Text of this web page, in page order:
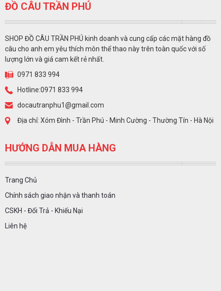
ĐỒ CÂU TRẦN PHÚ
SHOP ĐỒ CÂU TRẦN PHÚ kinh doanh và cung cấp các mặt hàng đồ
câu cho anh em yêu thích môn thể thao này trên toàn quốc với số
lượng lớn và giá cam kết rẻ nhất.
0971 833 994
Hotline:0971 833 994
docautranphu1@gmail.com
Địa chỉ: Xóm Đình - Trần Phú - Minh Cường - Thường Tín - Hà Nội
HƯỚNG DẪN MUA HÀNG
Trang Chủ
Chính sách giao nhận và thanh toán
CSKH - Đổi Trả - Khiếu Nại
Liên hệ